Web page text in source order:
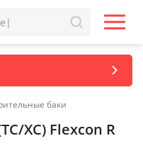
баки
ХС) Flexcon R